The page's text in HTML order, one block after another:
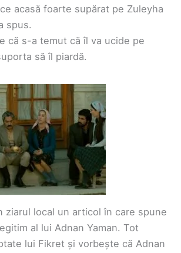
acasă foarte supărat pe Zuleyha
spus.
că s-a temut că îl va ucide pe
să îl piardă.
ziarul local un articol în care spune
al lui Adnan Yaman. Tot
lui Fikret și vorbește că Adnan